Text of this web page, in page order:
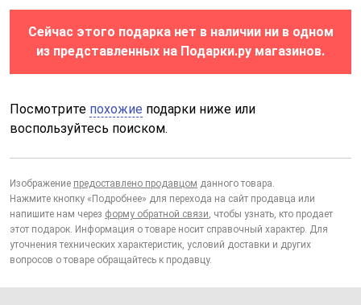
Сейчас этого подарка нет в наличии ни в одном
из представленных на Подарки.ру магазинов.
Посмотрите похожие подарки ниже или
воспользуйтесь поиском.
Изображение предоставлено продавцом данного товара.
Нажмите кнопку «Подробнее» для перехода на сайт продавца или
напишите нам через форму обратной связи, чтобы узнать, кто продает
этот подарок. Информация о товаре носит справочный характер. Для
уточнения технических характеристик, условий доставки и других
вопросов о товаре обращайтесь к продавцу.